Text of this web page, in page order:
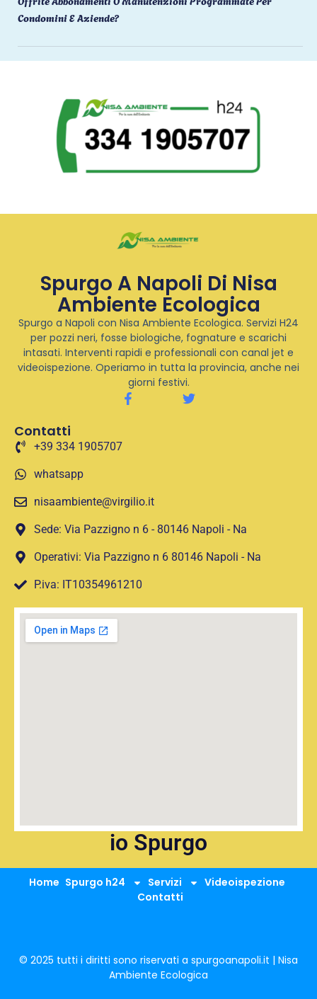
Condomini E Aziende?
Spurgo A Napoli Di Nisa
Ambiente Ecologica
Spurgo a Napoli con Nisa Ambiente Ecologica. Servizi H24
per pozzi neri, fosse biologiche, fognature e scarichi
intasati. Interventi rapidi e professionali con canal jet e
videoispezione. Operiamo in tutta la provincia, anche nei
giorni festivi.
Contatti
+39 334 1905707
whatsapp
nisaambiente@virgilio.it
Sede: Via Pazzigno n 6 - 80146 Napoli - Na
Operativi: Via Pazzigno n 6 80146 Napoli - Na
P.iva: IT10354961210
io Spurgo
Home Spurgo h24 Servizi
Videoispezione
Contatti
© 2025 tutti i diritti sono riservati a spurgoanapoli.it | Nisa
Ambiente Ecologica